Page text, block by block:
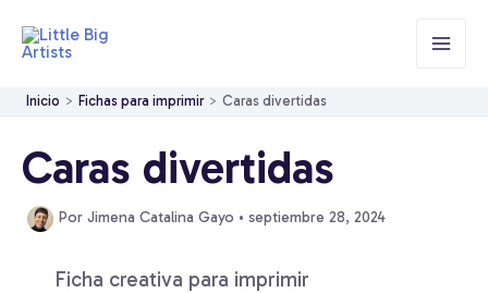
contenido
Inicio Fichas para imprimir Caras divertidas
Caras divertidas
Por Jimena Catalina Gayo • septiembre 28, 2024
Ficha creativa para imprimir